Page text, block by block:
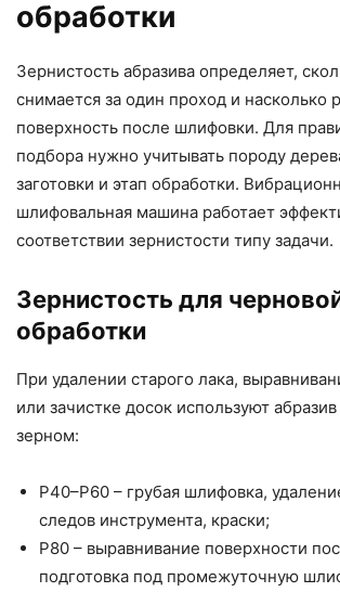
обработки
Зернистость абразива определяет,
снимается за один проход и насколько
поверхность после шлифовки. Для
подбора нужно учитывать породу
заготовки и этап обработки.
шлифовальная машина работает
соответствии зернистости типу задачи.
Зернистость для
обработки
При удалении старого лака,
или зачистке досок используют
зерном:
P40–P60 – грубая шлифовка,
следов инструмента, краски;
P80 – выравнивание поверхности
подготовка под промежуточную